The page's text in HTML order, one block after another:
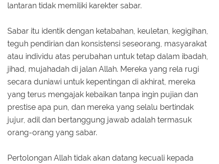
lantaran tidak memiliki karekter sabar.
Sabar itu identik dengan ketabahan, keuletan, kegigihan,
teguh pendirian dan konsistensi seseorang, masyarakat
atau individu atas perubahan untuk tetap dalam ibadah,
jihad, mujahadah di jalan Allah. Mereka yang rela rugi
secara duniawi untuk kepentingan di akhirat, mereka
yang terus mengajak kebaikan tanpa ingin pujian dan
prestise apa pun, dan mereka yang selalu bertindak
jujur, adil dan bertanggung jawab adalah termasuk
orang-orang yang sabar.
Pertolongan Allah tidak akan datang kecuali kepada